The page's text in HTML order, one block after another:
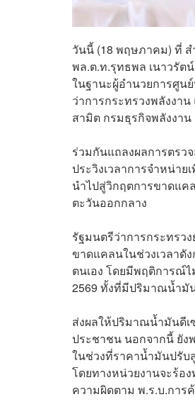
วันนี้ (18 พฤษภาคม) ที่
พล.ต.ท.รุทธพล เนาวรัต
ในฐานะผู้อำนวยการศูน
ว่าการกระทรวงพลังงา
สามิต กรมธุรกิจพลังงา
ร่วมกันแถลงผลการตร
ประวิงเวลาการจำหน่า
นำไปสู่วิกฤตการขาดแค
ตะวันออกกลาง
รัฐมนตรีว่าการกระทรว
ขาดแคลนในช่วงเวลาดั
ตนเอง โดยมีพฤติการณ์
2569 ทั้งที่มีปริมาณน้ำมั
ส่งผลให้ปริมาณน้ำมันดีเ
ประชาชน นอกจากนี้ ยัง
ในช่วงที่ราคาน้ำมันปรับ
โดยทางหน่วยงานจะร้อ
ความผิดตาม พ.ร.บ.การ